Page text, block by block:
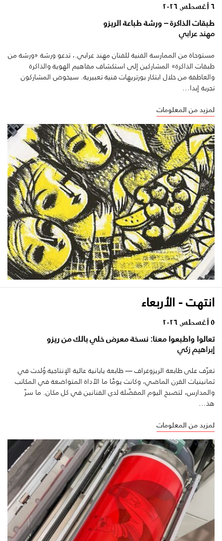
٦ أغسطس ٢٠٢٦
طبقات الذاكرة – ورشة طباعة الريزو
مهند عرابي
مستوحاة من الممارسة الفنية للفنان مهند عرابي.، تدعو ورشة «ورشة من
طبقات الذاكرة» المشاركين إلى استكشاف مفاهيم الهوية والذاكرة
والعاطفة من خلال ابتكار بورتريهات فنية تعبيرية. سيخوض المشاركون
تجربة إبدا...
لمزيد من المعلومات
انتهت - الأربعاء
٥ أغسطس ٢٠٢٦
تعالوا واطبعوا معنا: نسخة معرض خلي بالك من ريزو
إبراهيم زكي
تعرّف على طابعة الريزوغراف — طابعة يابانية عالية الإنتاجية وُلدت في
ثمانينيات القرن الماضي، وكانت يومًا ما الأداة المتواضعة في المكاتب
والمدارس، لتصبح اليوم المفضّلة لدى الفنانين في كل مكان. ما سرّ
هذ...
لمزيد من المعلومات